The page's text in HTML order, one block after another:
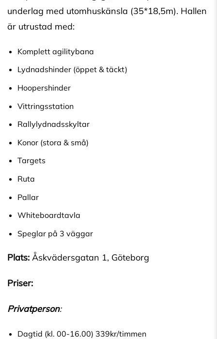
underlag med utomhuskänsla (35*18,5m). Hallen
är utrustad med:
Komplett agilitybana
Lydnadshinder (öppet & täckt)
Hoopershinder
Vittringsstation
Rallylydnadsskyltar
Konor (stora & små)
Targets
Ruta
Pallar
Whiteboardtavla
Speglar på 3 väggar
Plats: Åskvädersgatan 1, Göteborg
Priser:
Privatperson:
Dagtid (kl. 00-16.00) 339kr/timmen